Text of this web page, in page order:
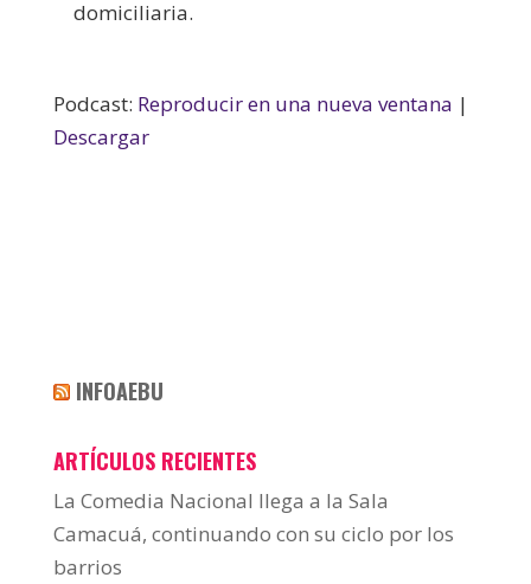
domiciliaria.
Podcast: Reproducir en una nueva ventana |
Descargar
INFOAEBU
ARTÍCULOS RECIENTES
La Comedia Nacional llega a la Sala
Camacuá, continuando con su ciclo por los
barrios